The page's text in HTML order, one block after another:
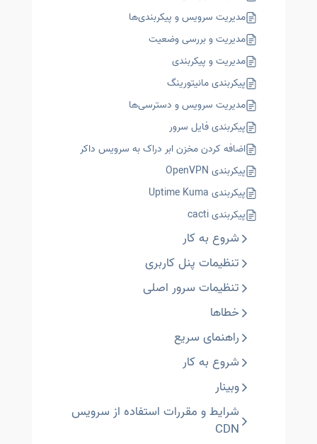
مدیریت سرویس و پیکربندی‌ها
مدیریت و بررسی وضعیت
مدیریت و پیکربندی
پیکربندی مانیتورینگ
مدیریت سرویس و دسترسی‌ها
پیکربندی فایل سرور
اضافه کردن مخزن ابر دراک به سرویس داکر
پیکربندی OpenVPN
پیکربندی Uptime Kuma
پیکربندی cacti
شروع به کار
تنظیمات پنل کاربری
تنظیمات سرور اصلی
خطاها
راهنمای سریع
شروع به کار
وبینار
شرایط و مقررات استفاده از سرویس
CDN